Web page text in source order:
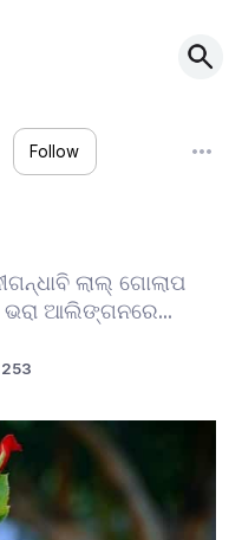
Follow
ଲାଲ୍ ଗୋଲାପ
ଆଲିଙ୍ଗନରେ...
253